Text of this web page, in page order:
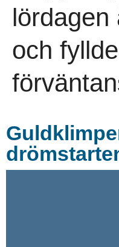
lördagen
och